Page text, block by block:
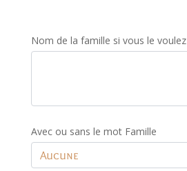
Nom de la famille si vous le voulez
Avec ou sans le mot Famille